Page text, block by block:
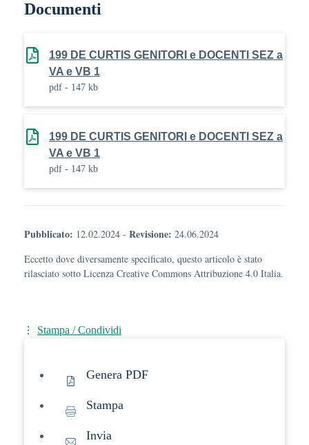
Documenti
199 DE CURTIS GENITORI e DOCENTI SEZ a
VA e VB 1
pdf - 147 kb
199 DE CURTIS GENITORI e DOCENTI SEZ a
VA e VB 1
pdf - 147 kb
Pubblicato: 12.02.2024 - Revisione: 24.06.2024
Eccetto dove diversamente specificato, questo articolo è stato
rilasciato sotto Licenza Creative Commons Attribuzione 4.0 Italia.
Stampa / Condividi
Genera PDF
Stampa
Invia